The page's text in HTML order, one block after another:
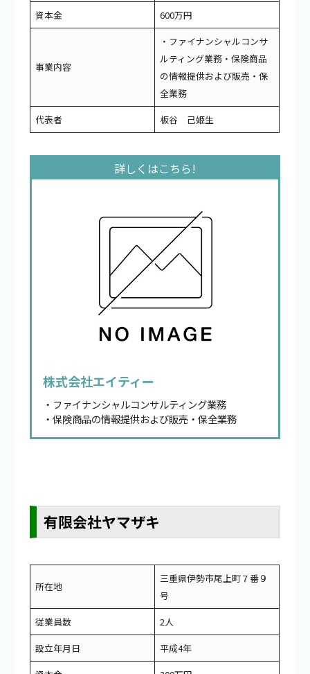
資本金 600万円
事業内容
・ファイナンシャルコンサ
ルティング業務・保険商品
の情報提供および販売・保
全業務
代表者
板谷 己姫生
株式会社エイティー
・ファイナンシャルコンサルティング業務
・保険商品の情報提供および販売・保全業務
有限会社ヤマザキ
所在地
三重県伊勢市尾上町７番９
号
従業員数
2人
設立年月日
平成4年